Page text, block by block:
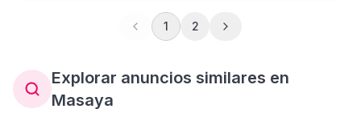
Aplicación del reglamento nacional de la construcción y
normas internacional - Espacios amplios - Ventilación
m2 - Precio de renta US$ 1,600
1 2
Explorar anuncios similares en
Masaya